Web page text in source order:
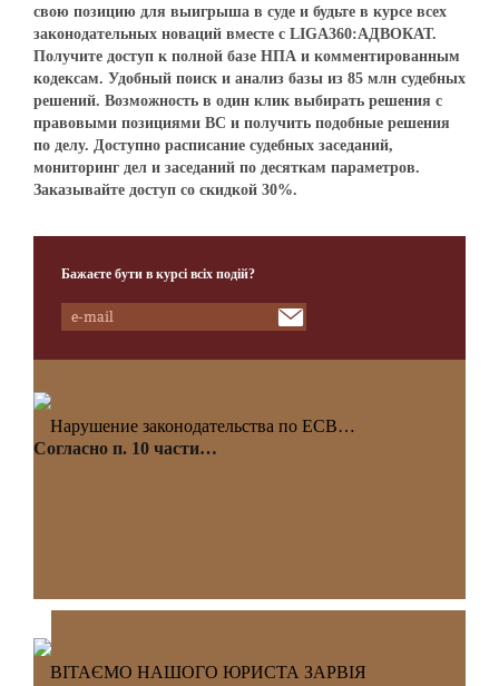
свою позицию для выигрыша в суде и будьте в курсе всех
законодательных новаций вместе с LIGA360:АДВОКАТ.
Получите доступ к полной базе НПА и комментированным
кодексам. Удобный поиск и анализ базы из 85 млн судебных
решений. Возможность в один клик выбирать решения с
правовыми позициями ВС и получить подобные решения
по делу. Доступно расписание судебных заседаний,
мониторинг дел и заседаний по десяткам параметров.
Заказывайте доступ со скидкой 30%.
Бажаєте бути в курсі всіх подій?
Нарушение законодательства по ЕСВ…
Согласно п. 10 части…
ВІТАЄМО НАШОГО ЮРИСТА ЗАРВІЯ